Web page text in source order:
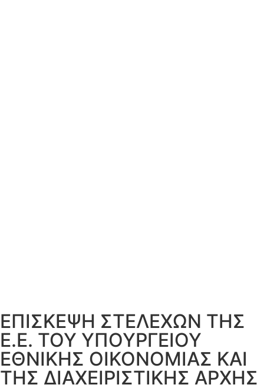
ΕΠΙΣΚΕΨΗ ΣΤΕΛΕΧΩΝ ΤΗΣ
Ε.Ε. ΤΟΥ ΥΠΟΥΡΓΕΙΟΥ
ΕΘΝΙΚΗΣ ΟΙΚΟΝΟΜΙΑΣ ΚΑΙ
ΤΗΣ ΔΙΑΧΕΙΡΙΣΤΙΚΗΣ ΑΡΧΗΣ